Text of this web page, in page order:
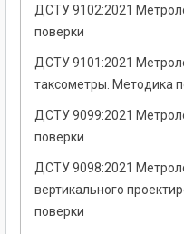
ДСТУ 9102:2021
поверки
ДСТУ 9101:2021
таксометры. Методика
ДСТУ 9099:2021
поверки
ДСТУ 9098:2021
вертикального
поверки